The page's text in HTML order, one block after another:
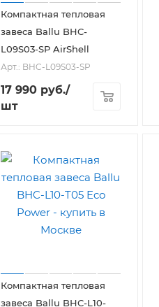
Компактная тепловая
завеса Ballu BHC-
L09S03-SP AirShell
Арт.: BHC-L09S03-SP
17 990 руб./
шт
Компактная тепловая
завеса Ballu BHC-L10-